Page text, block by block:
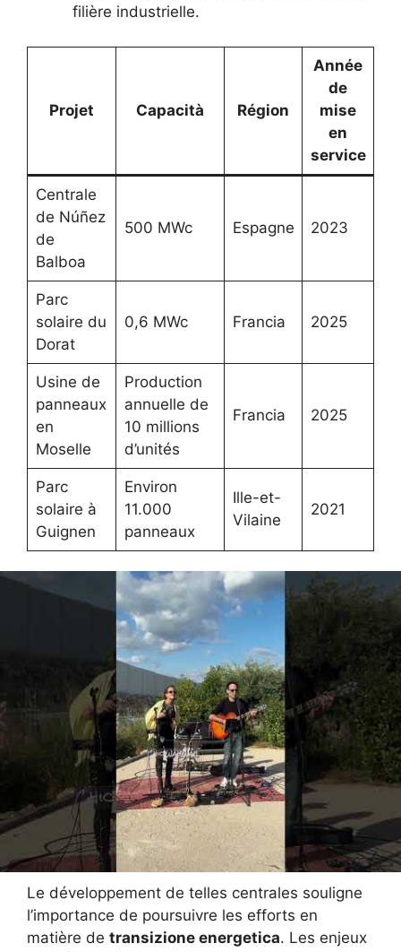
filière industrielle.
Projet Capacità Région
Année
de
mise
en
service
Centrale
de Núñez
de
Balboa
500 MWc Espagne 2023
Parc
solaire du
Dorat
0,6 MWc Francia 2025
Usine de
panneaux
en
Moselle
Production
annuelle de
10 millions
d’unités
Francia 2025
Parc
solaire à
Guignen
Environ
11.000
panneaux
Ille-et-
Vilaine
2021
Perspectives d’évolution et
enjeux pour un avenir
durable
Le développement de telles centrales souligne
l’importance de poursuivre les efforts en
matière de transizione energetica. Les enjeux